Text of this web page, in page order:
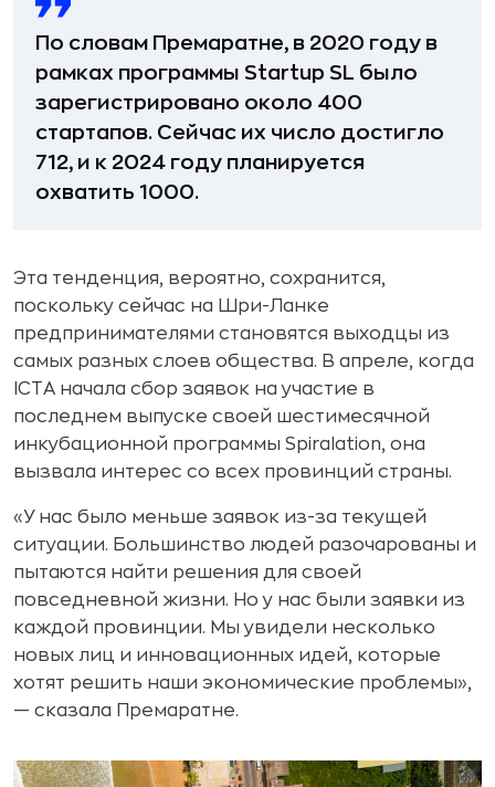
По словам Премаратне, в 2020 году в
рамках программы Startup SL было
зарегистрировано около 400
стартапов. Сейчас их число достигло
712, и к 2024 году планируется
охватить 1000.
Эта тенденция, вероятно, сохранится,
поскольку сейчас на Шри-Ланке
предпринимателями становятся выходцы из
самых разных слоев общества. В апреле, когда
ICTA начала сбор заявок на участие в
последнем выпуске своей шестимесячной
инкубационной программы Spiralation, она
вызвала интерес со всех провинций страны.
«У нас было меньше заявок из-за текущей
ситуации. Большинство людей разочарованы и
пытаются найти решения для своей
повседневной жизни. Но у нас были заявки из
каждой провинции. Мы увидели несколько
новых лиц и инновационных идей, которые
хотят решить наши экономические проблемы»,
— сказала Премаратне.